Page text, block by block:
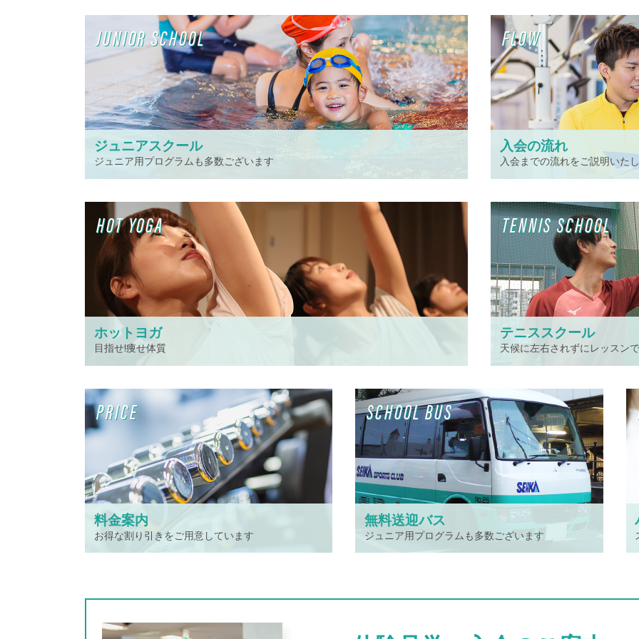
ジュニアスクール
ジュニア用プログラムも多数ございます
JUNIOR SCHOOL
入会の流れ
入会までの流れをご説明いた
FLOW
ホットヨガ
目指せ!痩せ体質
HOT YOGA
テニススクール
天候に左右されずにレッスン
TENNIS SCHOOL
料金案内
お得な割り引きをご用意しています
PRICE
無料送迎バス
ジュニア用プログラムも多数ございます
SCHOOL BUS